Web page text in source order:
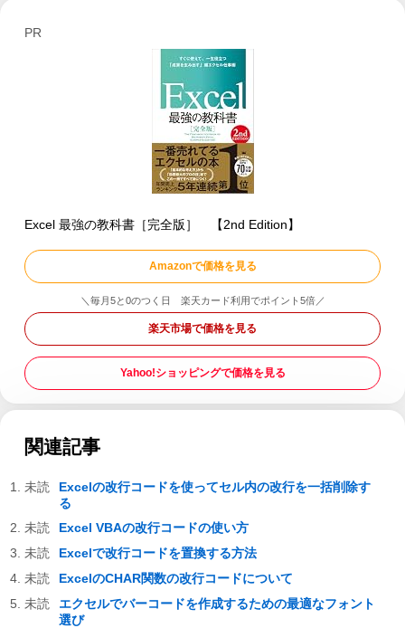
PR
Excel 最強の教科書［完全版］ 【2nd Edition】
Amazonで価格を見る
＼毎月5と0のつく日 楽天カード利用でポイント5倍／
楽天市場で価格を見る
Yahoo!ショッピングで価格を見る
関連記事
Excelの改行コードを使ってセル内の改行を一括削除す
る
Excel VBAの改行コードの使い方
Excelで改行コードを置換する方法
ExcelのCHAR関数の改行コードについて
エクセルでバーコードを作成するための最適なフォント
選び